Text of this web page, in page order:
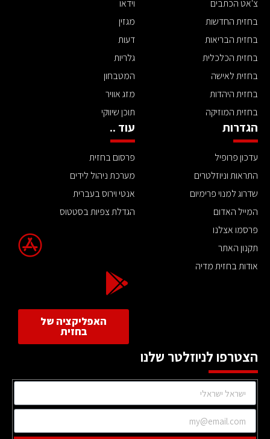
צ'אט הכתבים
בחזית החדשות
בחזית הבריאות
בחזית הכלכלית
בחזית לאישה
בחזית היהדות
בחזית המוזיקה
וידאו
מגזין
דעות
גלריות
המטבחון
מזג אוויר
תוכן שיווקי
הגדרות
עדכון פרופיל
התראות וניוזלטרים
שדרוג למנוי פרימיום
המייל האדום
פרסמו אצלנו
תקנון האתר
אודות בחזית מדיה
עוד ..
פרסום בחזית
מערכת ניהול לידים
אנטי וירוס בעברית
הגדלת צפיות בסטטוס
האפליקציה של
בחזית
הצטרפו לניוזלטר שלנו